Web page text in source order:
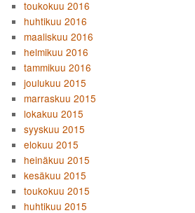
toukokuu 2016
huhtikuu 2016
maaliskuu 2016
helmikuu 2016
tammikuu 2016
joulukuu 2015
marraskuu 2015
lokakuu 2015
syyskuu 2015
elokuu 2015
heinäkuu 2015
kesäkuu 2015
toukokuu 2015
huhtikuu 2015